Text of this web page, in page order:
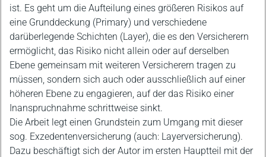
ist. Es geht um die Aufteilung eines größeren Risikos auf
eine Grunddeckung (Primary) und verschiedene
darüberlegende Schichten (Layer), die es den Versicherern
ermöglicht, das Risiko nicht allein oder auf derselben
Ebene gemeinsam mit weiteren Versicherern tragen zu
müssen, sondern sich auch oder ausschließlich auf einer
höheren Ebene zu engagieren, auf der das Risiko einer
Inanspruchnahme schrittweise sinkt.
Die Arbeit legt einen Grundstein zum Umgang mit dieser
sog. Exzedentenversicherung (auch: Layerversicherung).
Dazu beschäftigt sich der Autor im ersten Hauptteil mit der